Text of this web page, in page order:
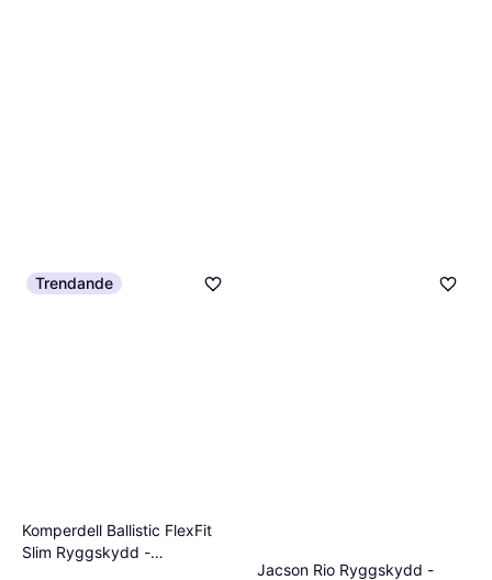
Trendande
Komperdell Ballistic FlexFit
Slim Ryggskydd -
Jacson Rio Ryggskydd -